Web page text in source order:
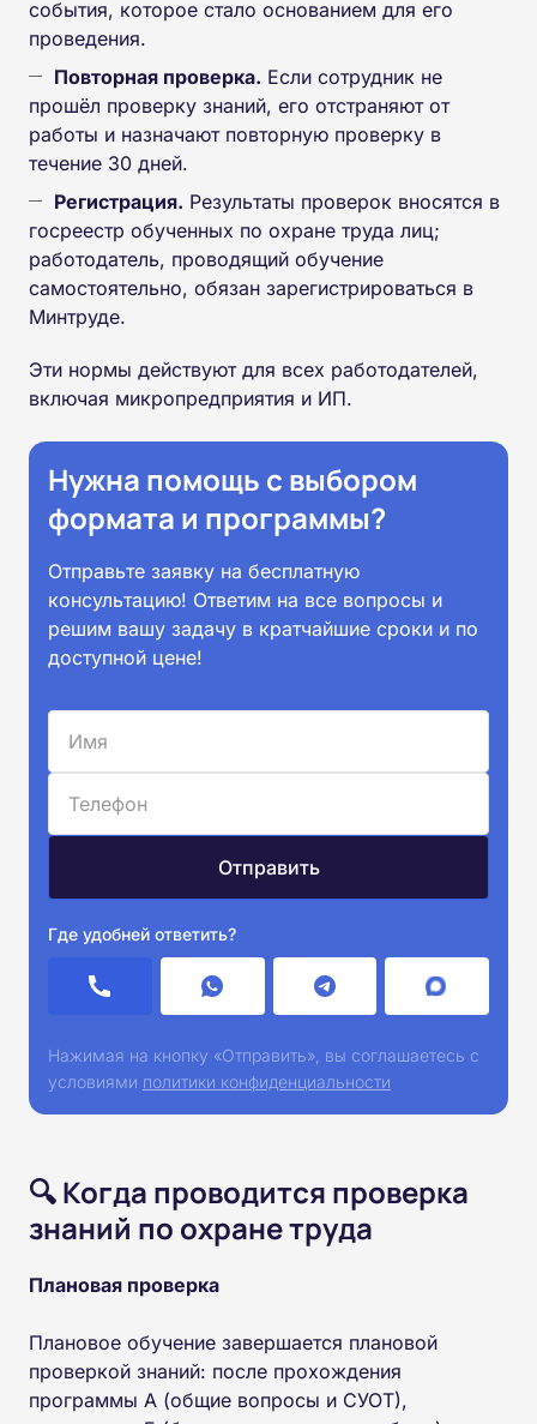
события, которое стало основанием для его
проведения.
Повторная проверка. Если сотрудник не
прошёл проверку знаний, его отстраняют от
работы и назначают повторную проверку в
течение 30 дней.
Регистрация. Результаты проверок вносятся в
госреестр обученных по охране труда лиц;
работодатель, проводящий обучение
самостоятельно, обязан зарегистрироваться в
Минтруде.
Эти нормы действуют для всех работодателей,
включая микропредприятия и ИП.
Нужна помощь с выбором
формата и программы?
Отправьте заявку на бесплатную
консультацию! Ответим на все вопросы и
решим вашу задачу в кратчайшие сроки и по
доступной цене!
Где удобней ответить?
Нажимая на кнопку «Отправить», вы соглашаетесь с
условиями политики конфиденциальности
🔍 Когда проводится проверка
знаний по охране труда
Плановая проверка
Плановое обучение завершается плановой
проверкой знаний: после прохождения
программы А (общие вопросы и СУОТ),